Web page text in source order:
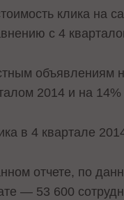
клика на
с 4
2014 и на
в 4 квартале
отчете, по
— 53 600